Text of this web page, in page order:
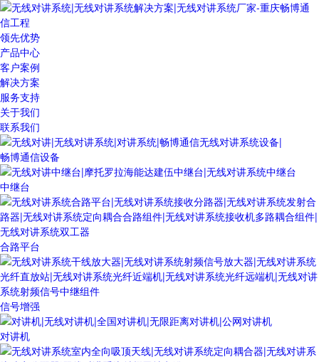
领先优势
产品中心
客户案例
解决方案
服务支持
关于我们
联系我们
畅博通信设备
中继台
合路平台
信号增强
对讲机